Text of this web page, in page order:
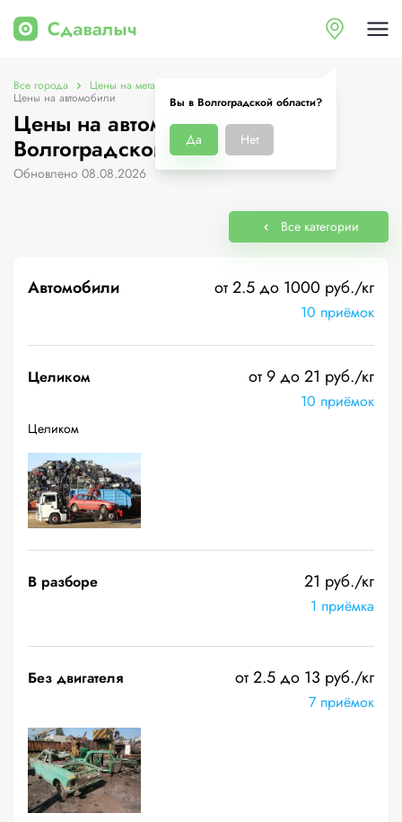
Вы в Волгоградской области?
Да Нет
Все города Цены на металлолом в Волгоградской области
Цены на автомобили
Цены на автомобили в
Волгоградской области
Обновлено 08.08.2026
Все категории
Автомобили от 2.5 до 1000 руб./кг
10 приёмок
Целиком от 9 до 21 руб./кг
10 приёмок
Целиком
В разборе 21 руб./кг
1 приёмка
Без двигателя от 2.5 до 13 руб./кг
7 приёмок